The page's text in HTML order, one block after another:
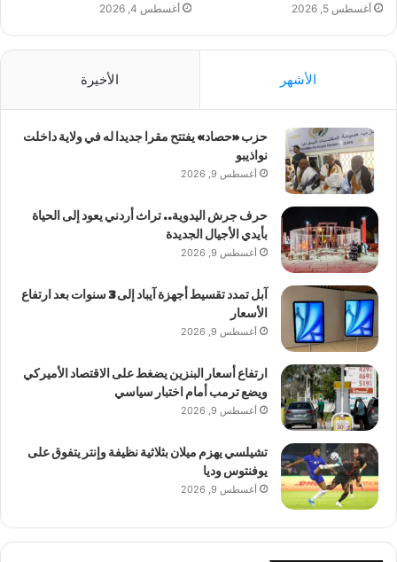
أغسطس 5, 2026
أغسطس 4, 2026
الأشهر الأخيرة
حزب «حصاد» يفتتح مقرا جديدا له في ولاية داخلت
نواذيبو
أغسطس 9, 2026
حرف جرش اليدوية.. تراث أردني يعود إلى الحياة
بأيدي الأجيال الجديدة
أغسطس 9, 2026
آبل تمدد تقسيط أجهزة آيباد إلى 3 سنوات بعد ارتفاع
الأسعار
أغسطس 9, 2026
ارتفاع أسعار البنزين يضغط على الاقتصاد الأميركي
ويضع ترمب أمام اختبار سياسي
أغسطس 9, 2026
تشيلسي يهزم ميلان بثلاثية نظيفة وإنتر يتفوق على
يوفنتوس وديا
أغسطس 9, 2026